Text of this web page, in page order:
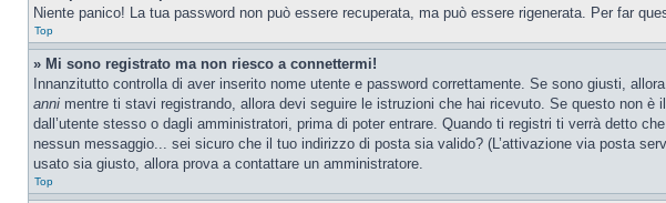
Niente panico! La tua password non può essere recuperata, ma può essere rigenerata. Per far
Top
» Mi sono registrato ma non riesco a connettermi!
Innanzitutto controlla di aver inserito nome utente e password correttamente. Se sono giusti,
anni mentre ti stavi registrando, allora devi seguire le istruzioni che hai ricevuto. Se questo non
dall’utente stesso o dagli amministratori, prima di poter entrare. Quando ti registri ti verrà detto
nessun messaggio... sei sicuro che il tuo indirizzo di posta sia valido? (L’attivazione via posta
usato sia giusto, allora prova a contattare un amministratore.
Top